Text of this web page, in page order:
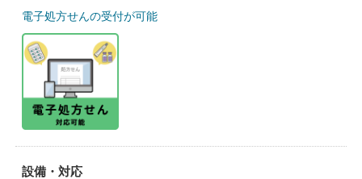
電子処方せんの受付が可能
設備・対応